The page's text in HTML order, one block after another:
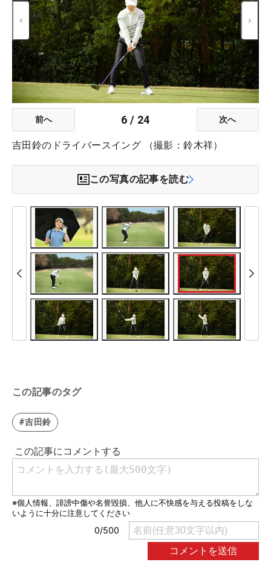
前へ 6 / 24 次へ
吉田鈴のドライバースイング （撮影：鈴木祥）
この写真の記事を読む
この記事のタグ
#吉田鈴